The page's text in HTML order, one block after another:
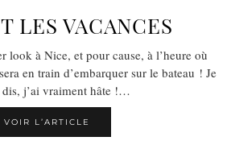
LES VACANCES
look à Nice, et pour cause, à l’heure où
en train d’embarquer sur le bateau ! Je
dis, j’ai vraiment hâte !…
VOIR L’ARTICLE